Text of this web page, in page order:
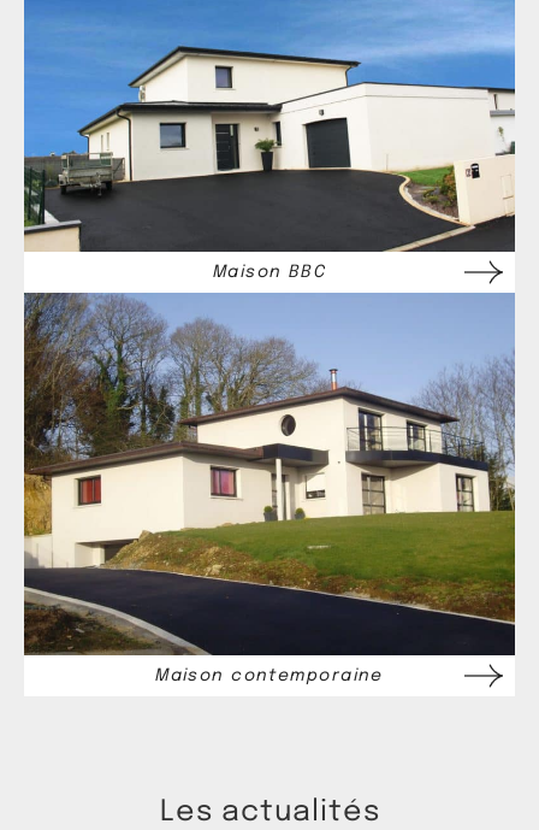
Maison BBC
Maison contemporaine
Les actualités